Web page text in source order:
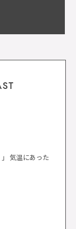
気温にあった